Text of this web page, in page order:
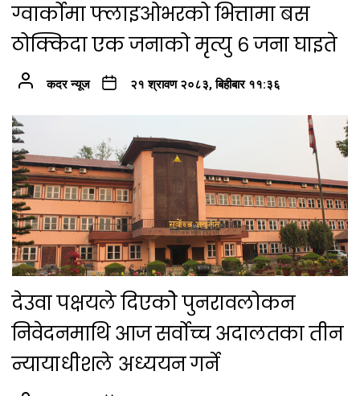
ग्वार्कोमा फ्लाइओभरको भित्तामा बस
ठोक्किदा एक जनाको मृत्यु ६ जना घाइते
कदर न्यूज २१ श्रावण २०८३, बिहीबार ११:३६
देउवा पक्षयले दिएकोे पुनरावलोकन
निवेदनमाथि आज सर्वोच्च अदालतका तीन
न्यायाधीशले अध्ययन गर्ने